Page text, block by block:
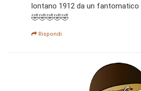
lontano 1912 da un
🤣🤣🤣🤣🤣
Rispondi